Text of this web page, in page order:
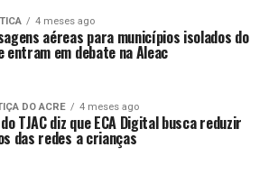
4 meses ago
aéreas para municípios isolados do
entram em debate na Aleac
DO ACRE 4 meses ago
TJAC diz que ECA Digital busca reduzir
das redes a crianças